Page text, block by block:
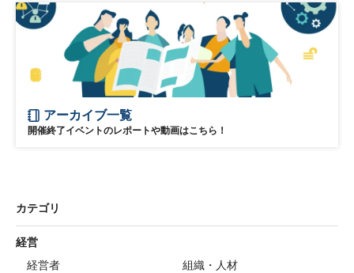
アーカイブ一覧
開催終了イベントのレポートや動画はこちら！
カテゴリ
経営
経営者
組織・人材